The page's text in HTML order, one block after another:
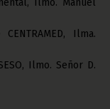
Ilmo. Manuel
Ilma.
Ilmo. Señor D.